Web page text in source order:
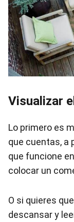
Visualizar
Lo primero es
que cuentas, a
que funcione
colocar un
O si quieres
descansar y